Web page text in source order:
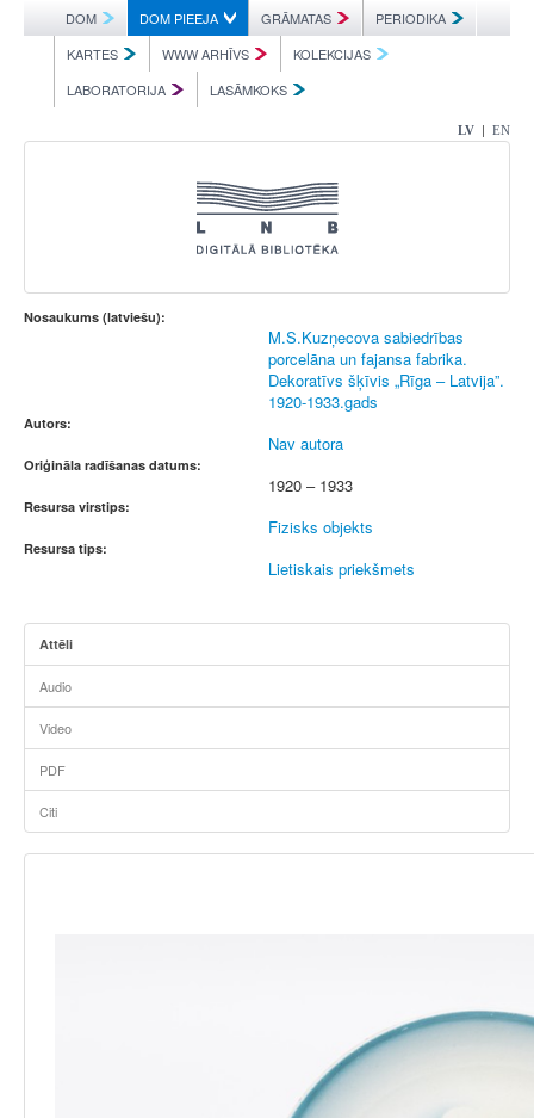
DOM DOM PIEEJA GRĀMATAS
PERIODIKA
KARTES
WWW ARHĪVS
KOLEKCIJAS
LABORATORIJA
LASĀMKOKS
LV | EN
Nosaukums (latviešu):
M.S.Kuzņecova sabiedrības
porcelāna un fajansa fabrika.
Dekoratīvs šķīvis „Rīga – Latvija”.
1920-1933.gads
Autors:
Nav autora
Oriģināla radīšanas datums:
1920 – 1933
Resursa virstips:
Fizisks objekts
Resursa tips:
Lietiskais priekšmets
Attēli
Audio
Video
PDF
Citi